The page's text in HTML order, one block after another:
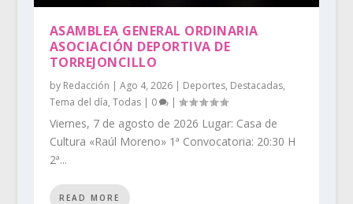
ASAMBLEA GENERAL ORDINARIA
ASOCIACIÓN DEPORTIVA DE
TORREJONCILLO
by Redacción | Ago 4, 2026| Deportes, Destacadas,
Tema del día, Todas| 0 |
Viernes, 7 de agosto de 2026 Lugar: Casa de
Cultura «Raúl Moreno» 1ª Convocatoria: 20:30 H
2ª...
READ MORE